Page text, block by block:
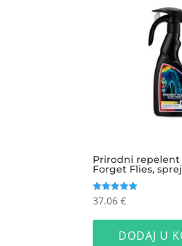
Prirodni repelent
Forget Flies,
Ocijenjeno
5.00
37.06€
DODAJ U